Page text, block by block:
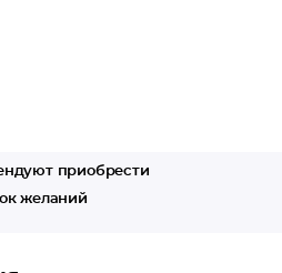
приобрести
желаний